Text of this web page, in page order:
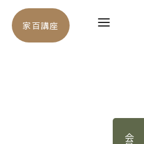
家百講座